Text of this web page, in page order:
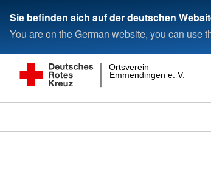
Sie befinden sich auf der deutschen
You are on the German website, you can use
Emmendingen e. V.
Ortsverein